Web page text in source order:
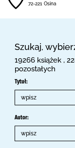
72-221 Osina
Szukaj,
19266 książek ,
pozostałych
Tytuł:
Autor: